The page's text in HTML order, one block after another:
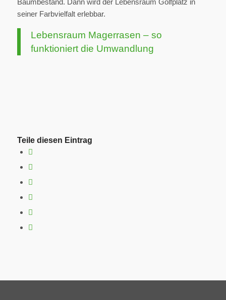
Baumbestand. Dann wird der Lebensraum Golfplatz in
seiner Farbvielfalt erlebbar.
Lebensraum Magerrasen – so
funktioniert die Umwandlung
Teile diesen Eintrag